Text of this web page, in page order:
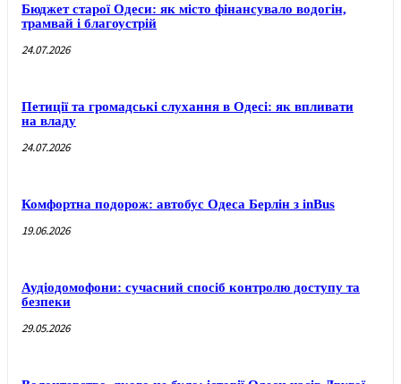
Бюджет старої Одеси: як місто фінансувало водогін,
трамвай і благоустрій
24.07.2026
Петиції та громадські слухання в Одесі: як впливати
на владу
24.07.2026
Комфортна подорож: автобус Одеса Берлін з inBus
19.06.2026
Аудіодомофони: сучасний спосіб контролю доступу та
безпеки
29.05.2026